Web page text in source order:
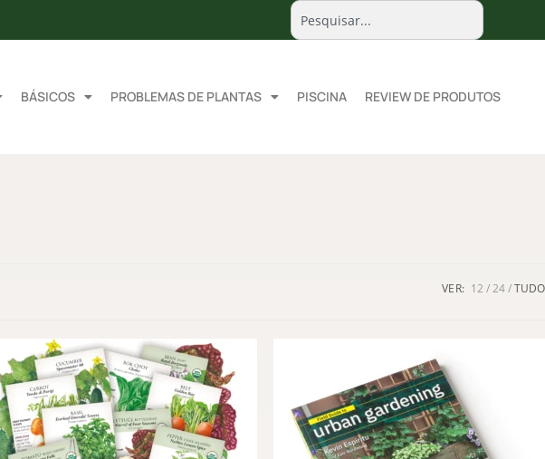
BÁSICOS PROBLEMAS DE PLANTAS PISCINA REVIEW DE PRODUTOS
VER: 12 24 TUDO